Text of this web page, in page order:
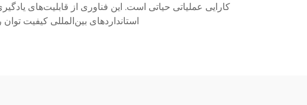
کارایی عملیاتی حیاتی است. این فناوری از قابلیت‌های
استانداردهای بین‌المللی کیفیت